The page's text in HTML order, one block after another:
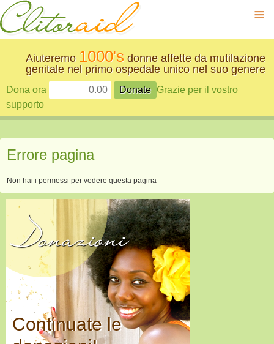
≡
Aiuteremo 1000's donne affette da mutilazione
genitale nel primo ospedale unico nel suo genere
Dona ora
Grazie per il vostro
supporto
Errore pagina
Non hai i permessi per vedere questa pagina
Donazioni
Continuate le